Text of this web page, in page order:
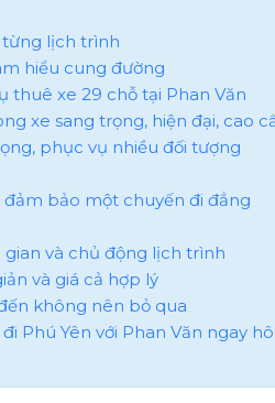
từng lịch trình
hiểu cung đường
thuê xe 29 chỗ tại Phan Văn
xe sang trọng, hiện đại, cao
phục vụ nhiều đối tượng
đảm bảo một chuyến đi đẳng
và chủ động lịch trình
và giá cả hợp lý
không nên bỏ qua
Phú Yên với Phan Văn ngay